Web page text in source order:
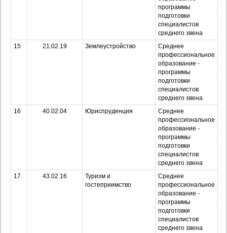
программы
подготовки
специалистов
среднего звена
15 21.02.19 Землеустройство
Среднее
профессиональное
образование -
программы
подготовки
специалистов
среднего звена
16 40.02.04 Юриспруденция
Среднее
профессиональное
образование -
программы
подготовки
специалистов
среднего звена
17 43.02.16
Туризм и
гостеприимство
Среднее
профессиональное
образование -
программы
подготовки
специалистов
среднего звена